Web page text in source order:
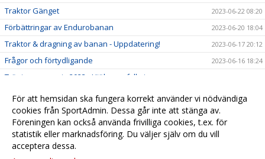
Traktor Gänget 2023-06-22 08:20
Förbättringar av Endurobanan 2023-06-20 18:04
Traktor & dragning av banan - Uppdatering! 2023-06-17 20:12
Frågor och förtydligande 2023-06-16 18:24
Träningsansvarig 2023 - Hjälp oss fylla i
Lördagsträning och jobb med bevattningen! 2023-06-16 02:19
Ledarledda Tisdagsträningar - Stora som Små! 2023-05-18 07:58
Avgifter 2023 2023-05-17 10:50
För att hemsidan ska fungera korrekt använder vi nödvändiga
cookies från SportAdmin. Dessa går inte att stänga av.
Föreningen kan också använda frivilliga cookies, t.ex. för
statistik eller marknadsföring. Du väljer själv om du vill
acceptera dessa.